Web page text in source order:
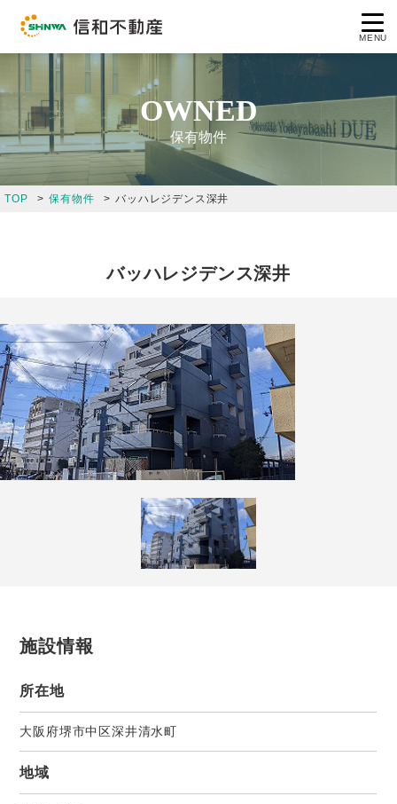
MENU
コンセプト
企業情報
保有物件
採用情報
OWNED
保有物件
TOP 保有物件 バッハレジデンス深井
バッハレジデンス深井
施設情報
所在地
大阪府堺市中区深井清水町
地域